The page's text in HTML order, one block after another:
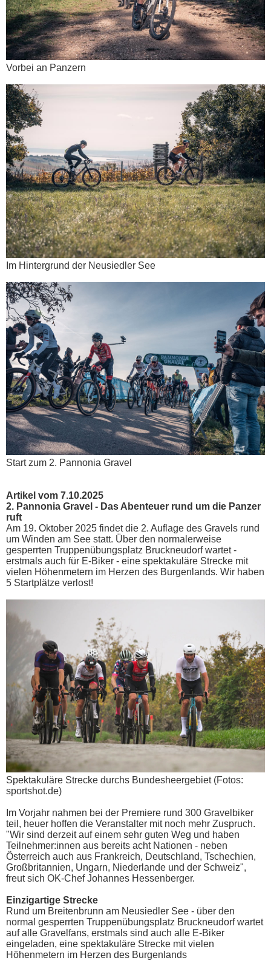
Vorbei an Panzern
Im Hintergrund der Neusiedler See
Start zum 2. Pannonia Gravel
Artikel vom 7.10.2025
2. Pannonia Gravel - Das Abenteuer rund um die Panzer
ruft
Am 19. Oktober 2025 findet die 2. Auflage des Gravels rund
um Winden am See statt. Über den normalerweise
gesperrten Truppenübungsplatz Bruckneudorf wartet -
erstmals auch für E-Biker - eine spektakuläre Strecke mit
vielen Höhenmetern im Herzen des Burgenlands. Wir haben
5 Startplätze verlost!
Spektakuläre Strecke durchs Bundesheergebiet (Fotos:
sportshot.de)
Im Vorjahr nahmen bei der Premiere rund 300 Gravelbiker
teil, heuer hoffen die Veranstalter mit noch mehr Zuspruch.
"Wir sind derzeit auf einem sehr guten Weg und haben
Teilnehmer:innen aus bereits acht Nationen - neben
Österreich auch aus Frankreich, Deutschland, Tschechien,
Großbritannien, Ungarn, Niederlande und der Schweiz",
freut sich OK-Chef Johannes Hessenberger.
Einzigartige Strecke
Rund um Breitenbrunn am Neusiedler See - über den
normal gesperrten Truppenübungsplatz Bruckneudorf wartet
auf alle Gravelfans, erstmals sind auch alle E-Biker
eingeladen, eine spektakuläre Strecke mit vielen
Höhenmetern im Herzen des Burgenlands